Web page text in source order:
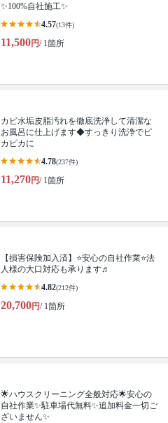
✨100%自社施工✨
4.57(13件)
11,500円/ 1箇所
カビ水垢皮脂汚れを徹底洗浄して清潔な
お風呂に仕上げます◆すっきり洗浄でピ
カピカに
4.78(237件)
11,270円/ 1箇所
【損害保険加入済】⭐️安心の自社作業⭐️法
人様の大口対応も承ります♬
4.82(212件)
20,700円/ 1箇所
🌟ハウスクリーニング全般対応🌟安心の
自社作業✨️駐車場代無料✨️追加料金一切ご
ざいません✨